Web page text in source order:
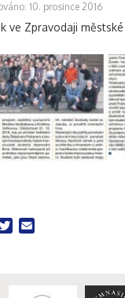
10. prosince 2016
ve Zpravodaji
Twitter